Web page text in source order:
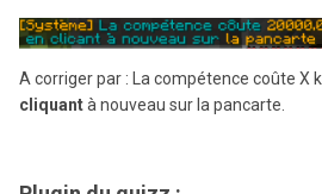
A corriger par : La compétence coûte X
cliquantà nouveau sur la pancarte.